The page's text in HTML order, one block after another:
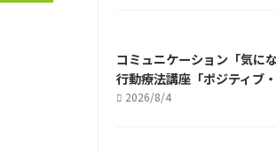
コミュニケーション「気に
行動療法講座「ポジティブ
2026/8/4